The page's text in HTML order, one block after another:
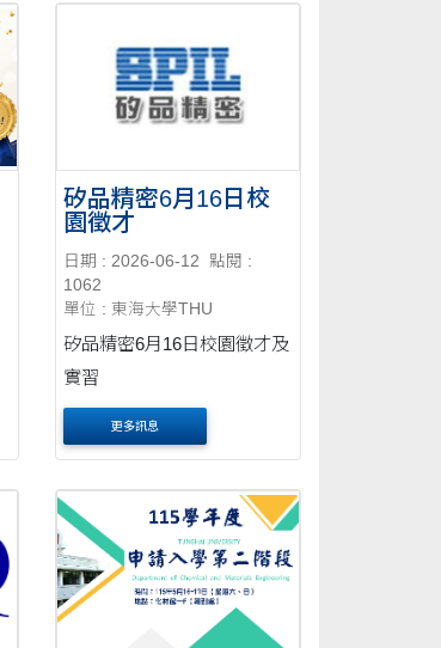
矽品精密6月16日校
園徵才
日期 : 2026-06-12
點閱 :
1062
單位 : 東海大學THU
矽品精密6月16日校園徵才及
實習
更多訊息